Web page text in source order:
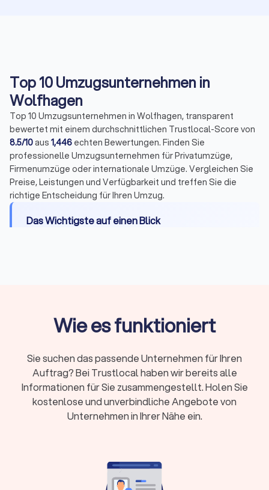
Top 10 Umzugsunternehmen in
Wolfhagen
Top 10 Umzugsunternehmen in Wolfhagen, transparent
bewertet mit einem durchschnittlichen Trustlocal-Score von
8.5/10aus 1,446 echten Bewertungen. Finden Sie
professionelle Umzugsunternehmen für Privatumzüge,
Firmenumzüge oder internationale Umzüge. Vergleichen Sie
Preise, Leistungen und Verfügbarkeit und treffen Sie die
richtige Entscheidung für Ihren Umzug.
Das Wichtigste auf einen Blick
50-100 €/Stunde
Stundenlohn bei kleineren, flexiblen Umzügen
Zusatzkosten:Lange Tragewege, Etagen ohne
Aufzug, Wochenend- und Feiertagszuschläge,
Spezialtransporte
Kurzfristige Buchung:Oft ab 48-72 Stunden
Trustlocal hilft: Vergleichen Sie bis zu vier
Angebote, prüfen Sie Bewertungen und buchen
Wie es funktioniert
Sie suchen das passende Unternehmen für Ihren
Auftrag? Bei Trustlocal haben wir bereits alle
Informationen für Sie zusammengestellt. Holen Sie
kostenlose und unverbindliche Angebote von
Unternehmen in Ihrer Nähe ein.